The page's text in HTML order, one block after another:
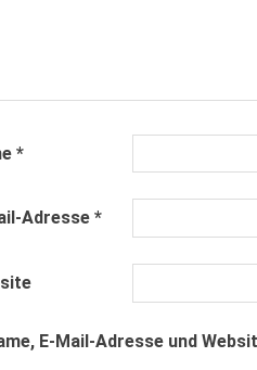
*
Adresse *
E-Mail-Adresse und